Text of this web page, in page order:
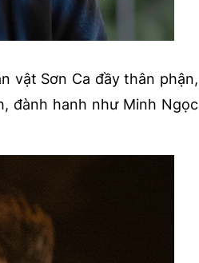
vật Sơn Ca đầy thân phận,
đành hanh như Minh Ngọc